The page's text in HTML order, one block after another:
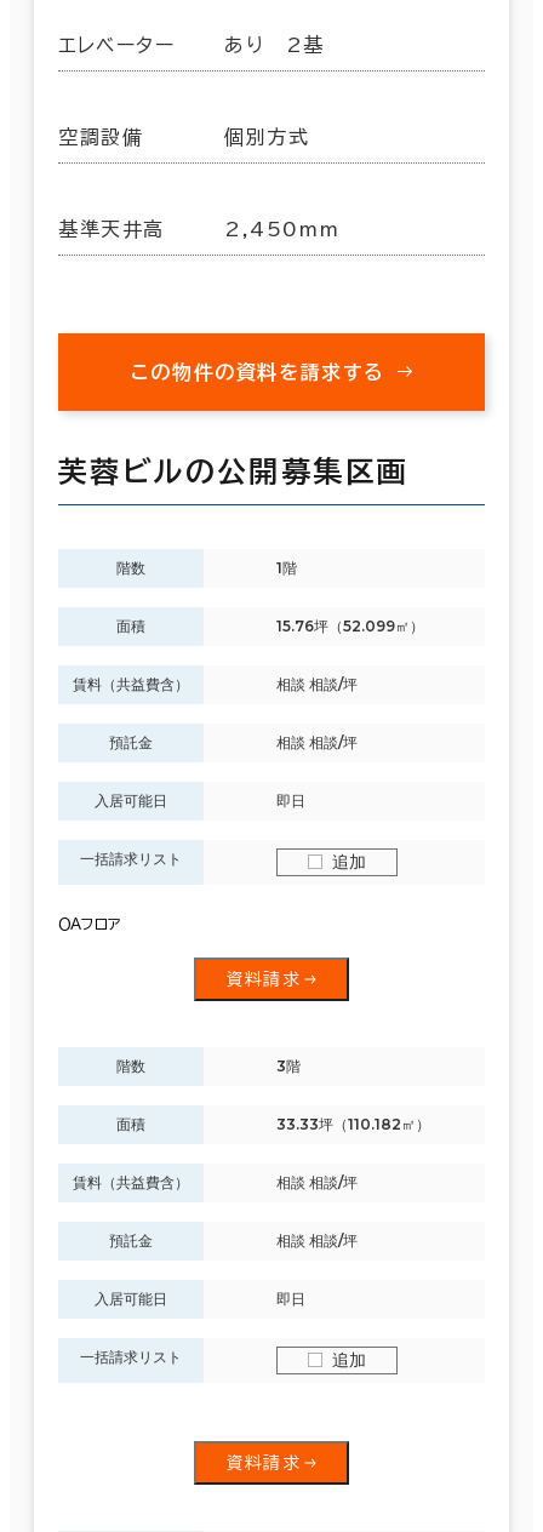
エレベーター あり 2基
空調設備 個別方式
基準天井高 2,450mm
この物件の資料を請求する
芙蓉ビルの公開募集区画
階数 1階
面積 15.76坪（52.099㎡）
賃料（共益費含） 相談 相談/坪
預託金 相談 相談/坪
入居可能日 即日
一括請求リスト 追加
ＯＡフロア
資料請求
階数 3階
面積 33.33坪（110.182㎡）
賃料（共益費含） 相談 相談/坪
預託金 相談 相談/坪
入居可能日 即日
一括請求リスト 追加
資料請求